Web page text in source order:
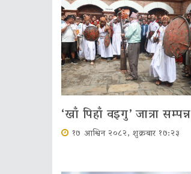
‘खाँ पिहाँ वइगु’ जात्रा सम्पन्न
१७ आश्विन २०८२, शुक्रबार १७:२३